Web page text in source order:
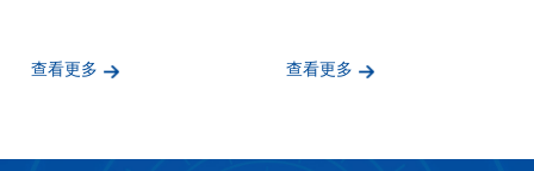
查看更多 查看更多